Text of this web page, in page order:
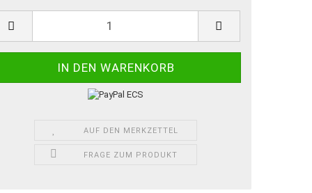
AUF DEN MERKZETTEL
FRAGE ZUM PRODUKT